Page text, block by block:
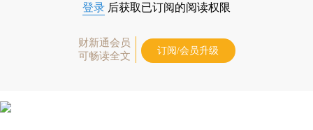
登录 后获取已订阅的阅读权限
财新通会员
可畅读全文
订阅/会员升级